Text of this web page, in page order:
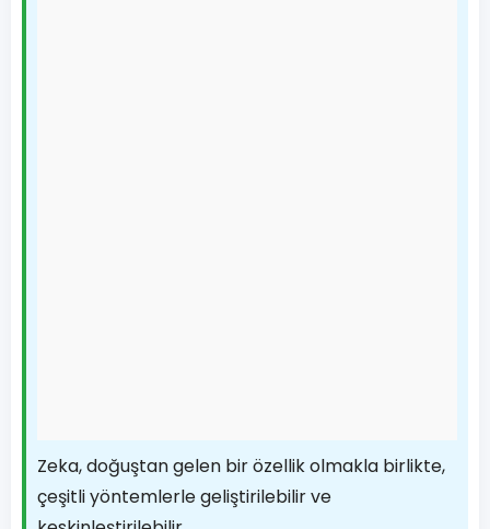
Zeka, doğuştan gelen bir özellik olmakla birlikte,
çeşitli yöntemlerle geliştirilebilir ve